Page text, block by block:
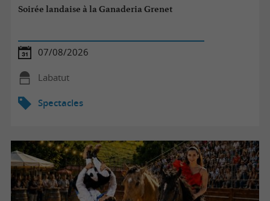
Soirée landaise à la Ganaderia Grenet
07/08/2026
Labatut
Spectacles